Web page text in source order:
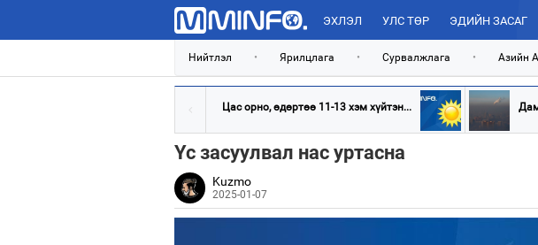
ЭХЛЭЛ УЛС ТӨР ЭДИЙН ЗАСАГ
Нийтлэл • Ярилцлага • Сурвалжлага • Азийн
Цас орно, өдөртөө 11-13 хэм хүйтэн...
Үс засуулвал нас уртасна
Kuzmo
2025-01-07